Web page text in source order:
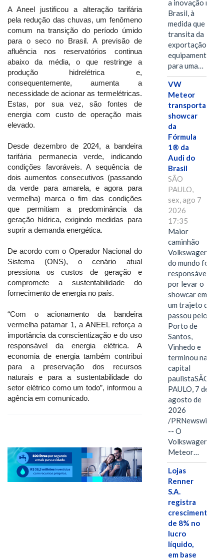
A Aneel justificou a alteração tarifária
pela redução das chuvas, um fenômeno
comum na transição do período úmido
para o seco no Brasil. A previsão de
afluência nos reservatórios continua
abaixo da média, o que restringe a
produção hidrelétrica e,
consequentemente, aumenta a
necessidade de acionar as termelétricas.
Estas, por sua vez, são fontes de
energia com custo de operação mais
elevado.
Desde dezembro de 2024, a bandeira
tarifária permanecia verde, indicando
condições favoráveis. A sequência de
dois aumentos consecutivos (passando
da verde para amarela, e agora para
vermelha) marca o fim das condições
que permitiam a predominância da
geração hídrica, exigindo medidas para
suprir a demanda energética.
De acordo com o Operador Nacional do
Sistema (ONS), o cenário atual
pressiona os custos de geração e
compromete a sustentabilidade do
fornecimento de energia no país.
“Com o acionamento da bandeira
vermelha patamar 1, a ANEEL reforça a
importância da conscientização e do uso
responsável da energia elétrica. A
economia de energia também contribui
para a preservação dos recursos
naturais e para a sustentabilidade do
setor elétrico como um todo”, informou a
agência em comunicado.
a inovação no
Brasil, à
medida que
transita da
exportação de
equipamentos
para uma…
VW
Meteor
transporta
showcar
da
Fórmula
1® da
Audi do
Brasil
SÃO
PAULO,
sex, ago 7
2026
17:35
Maior
caminhão
Volkswagen
do mundo foi
responsável
por levar o
showcar em
um trajeto que
passou pelo
Porto de
Santos,
Vinhedo e
terminou na
capital
paulistaSÃO
PAULO, 7 de
agosto de
2026
/PRNewswire/
-- O
Volkswagen
Meteor…
Lojas
Renner
S.A.
registra
crescimento
de 8% no
lucro
líquido,
em base